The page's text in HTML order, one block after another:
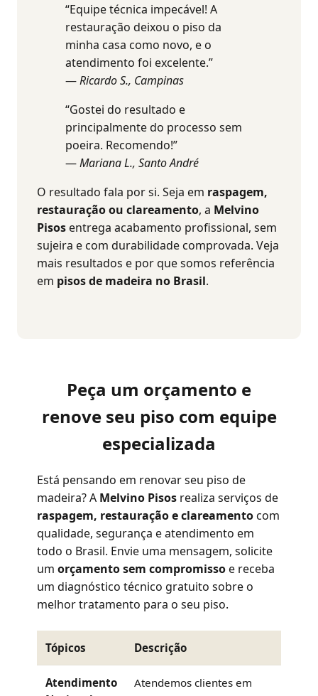
“Equipe técnica impecável! A
restauração deixou o piso da
minha casa como novo, e o
atendimento foi excelente.”
—Ricardo S., Campinas
“Gostei do resultado e
principalmente do processo sem
poeira. Recomendo!”
—Mariana L., Santo André
O resultado fala por si. Seja em raspagem,
restauração ou clareamento, a Melvino
Pisos entrega acabamento profissional, sem
sujeira e com durabilidade comprovada. Veja
mais resultados e por que somos referência
em pisos de madeira no Brasil.
Peça um orçamento e
renove seu piso com equipe
especializada
Está pensando em renovar seu piso de
madeira? A Melvino Pisos realiza serviços de
raspagem, restauração e clareamentocom
qualidade, segurança e atendimento em
todo o Brasil. Envie uma mensagem, solicite
um orçamento sem compromissoe receba
um diagnóstico técnico gratuito sobre o
melhor tratamento para o seu piso.
Tópicos Descrição
Atendimento
Atendemos clientes em